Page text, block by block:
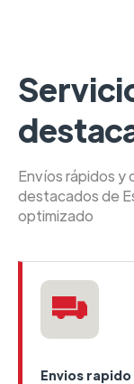
Envíos rápidos y
destacados de
optimizado
Envios